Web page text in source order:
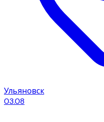
Ульяновск
03.08